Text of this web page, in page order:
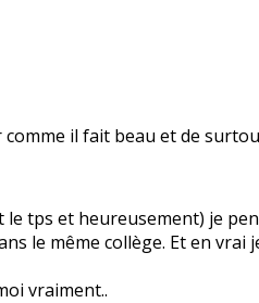
comme il fait beau et de
tps et heureusement) je
le même collège. Et en vrai
vraiment..